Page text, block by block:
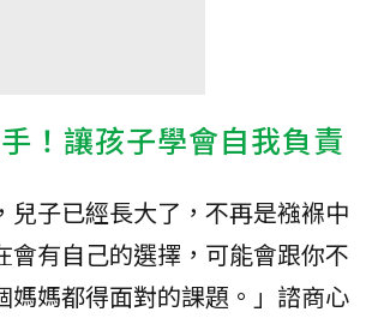
！讓孩子學會自我負責
兒子已經長大了，不再是襁褓中
會有自己的選擇，可能會跟你不
媽媽都得面對的課題。」諮商心